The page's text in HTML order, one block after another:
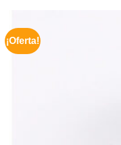
¡Oferta!